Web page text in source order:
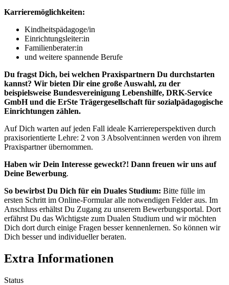
Karrieremöglichkeiten:
Kindheitspädagoge/in
Einrichtungsleiter:in
Familienberater:in
und weitere spannende Berufe
Du fragst Dich, bei welchen Praxispartnern Du durchstarten
kannst? Wir bieten Dir eine große Auswahl, zu der
beispielsweise Bundesvereinigung Lebenshilfe, DRK-Service
GmbH und die ErSte Trägergesellschaft für sozialpädagogische
Einrichtungen zählen.
Auf Dich warten auf jeden Fall ideale Karriereperspektiven durch
praxisorientierte Lehre: 2 von 3 Absolvent:innen werden von ihrem
Praxispartner übernommen.
Haben wir Dein Interesse geweckt?! Dann freuen wir uns auf
Deine Bewerbung.
So bewirbst Du Dich für ein Duales Studium: Bitte fülle im
ersten Schritt im Online-Formular alle notwendigen Felder aus. Im
Anschluss erhältst Du Zugang zu unserem Bewerbungsportal. Dort
erfährst Du das Wichtigste zum Dualen Studium und wir möchten
Dich dort durch einige Fragen besser kennenlernen. So können wir
Dich besser und individueller beraten.
Extra Informationen
Status